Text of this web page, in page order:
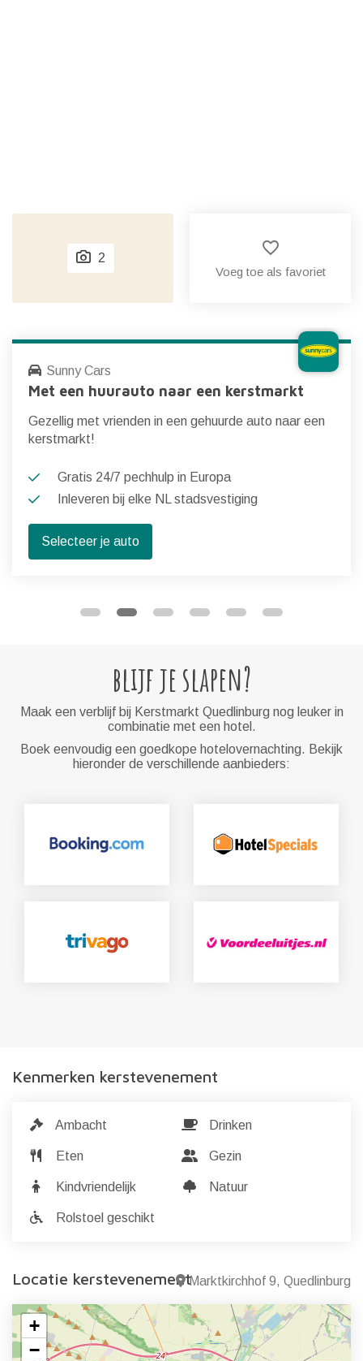
2
favorite_border
Voeg toe als favoriet
Sunny Cars
Met een huurauto naar een kerstmarkt
Gezellig met vrienden in een gehuurde auto naar een
kerstmarkt!
Gratis 24/7 pechhulp in Europa
Inleveren bij elke NL stadsvestiging
Selecteer je auto
blijf je slapen?
Maak een verblijf bij Kerstmarkt Quedlinburg nog leuker in
combinatie met een hotel.
Boek eenvoudig een goedkope hotelovernachting. Bekijk
hieronder de verschillende aanbieders:
Kenmerken kerstevenement
Ambacht Drinken
Eten Gezin
Kindvriendelijk Natuur
Rolstoel geschikt
Locatie kerstevenementMarktkirchhof 9, Quedlinburg
+
−